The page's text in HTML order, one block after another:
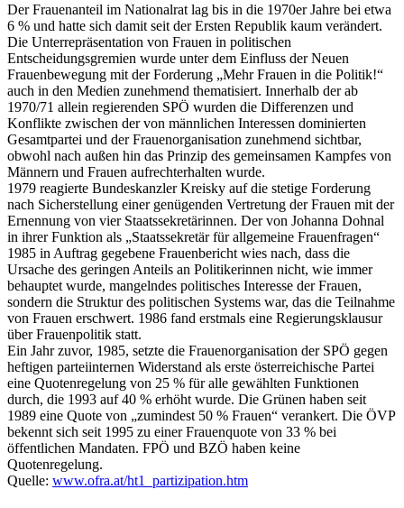
Der Frauenanteil im Nationalrat lag bis in die 1970er Jahre bei etwa
6 % und hatte sich damit seit der Ersten Republik kaum verändert.
Die Unterrepräsentation von Frauen in politischen
Entscheidungsgremien wurde unter dem Einfluss der Neuen
Frauenbewegung mit der Forderung „Mehr Frauen in die Politik!“
auch in den Medien zunehmend thematisiert. Innerhalb der ab
1970/71 allein regierenden SPÖ wurden die Differenzen und
Konflikte zwischen der von männlichen Interessen dominierten
Gesamtpartei und der Frauenorganisation zunehmend sichtbar,
obwohl nach außen hin das Prinzip des gemeinsamen Kampfes von
Männern und Frauen aufrechterhalten wurde.
1979 reagierte Bundeskanzler Kreisky auf die stetige Forderung
nach Sicherstellung einer genügenden Vertretung der Frauen mit der
Ernennung von vier Staatssekretärinnen. Der von Johanna Dohnal
in ihrer Funktion als „Staatssekretär für allgemeine Frauenfragen“
1985 in Auftrag gegebene Frauenbericht wies nach, dass die
Ursache des geringen Anteils an Politikerinnen nicht, wie immer
behauptet wurde, mangelndes politisches Interesse der Frauen,
sondern die Struktur des politischen Systems war, das die Teilnahme
von Frauen erschwert. 1986 fand erstmals eine Regierungsklausur
über Frauenpolitik statt.
Ein Jahr zuvor, 1985, setzte die Frauenorganisation der SPÖ gegen
heftigen parteiinternen Widerstand als erste österreichische Partei
eine Quotenregelung von 25 % für alle gewählten Funktionen
durch, die 1993 auf 40 % erhöht wurde. Die Grünen haben seit
1989 eine Quote von „zumindest 50 % Frauen“ verankert. Die ÖVP
bekennt sich seit 1995 zu einer Frauenquote von 33 % bei
öffentlichen Mandaten. FPÖ und BZÖ haben keine
Quotenregelung.
Quelle: www.ofra.at/ht1_partizipation.htm